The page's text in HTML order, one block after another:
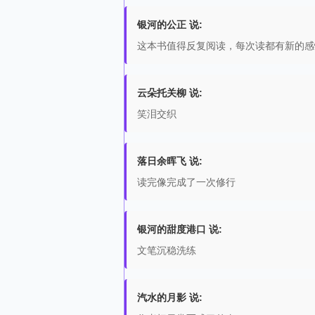
银河的公正 说:
这本书值得反复阅读，每次读都有新的
云朵托关柳 说:
笑泪交织
落日余晖飞 说:
读完像完成了一次修行
银河的甜度港口 说:
文笔沉稳洗练
汽水的月影 说: